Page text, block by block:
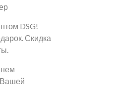
DSG!
Скидка